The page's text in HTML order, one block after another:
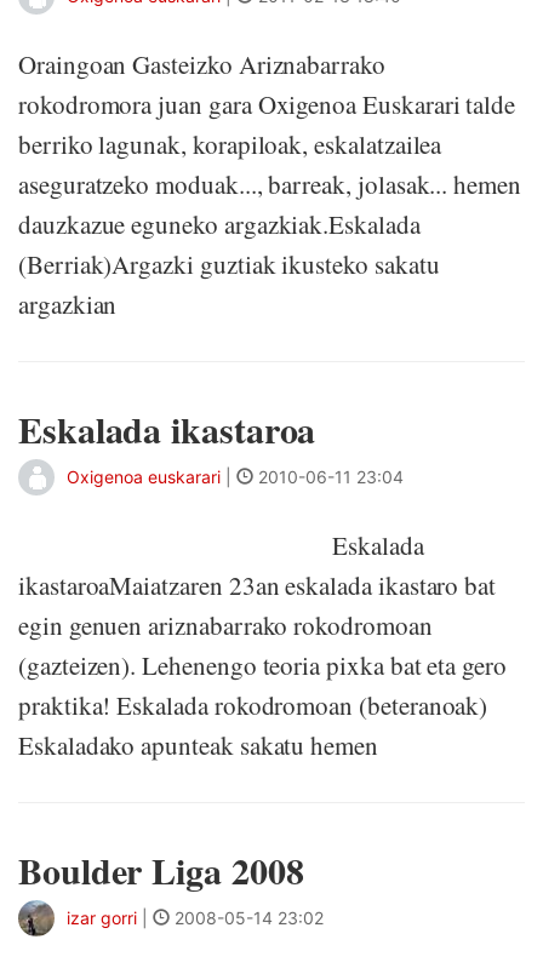
Oraingoan Gasteizko Ariznabarrako
rokodromora juan gara Oxigenoa Euskarari talde
berriko lagunak, korapiloak, eskalatzailea
aseguratzeko moduak..., barreak, jolasak... hemen
dauzkazue eguneko argazkiak.Eskalada
(Berriak)Argazki guztiak ikusteko sakatu
argazkian
Eskalada ikastaroa
Oxigenoa euskarari 2010-06-11 23:04
Eskalada
ikastaroaMaiatzaren 23an eskalada ikastaro bat
egin genuen ariznabarrako rokodromoan
(gazteizen). Lehenengo teoria pixka bat eta gero
praktika! Eskalada rokodromoan (beteranoak)
Eskaladako apunteak sakatu hemen
Boulder Liga 2008
izar gorri 2008-05-14 23:02